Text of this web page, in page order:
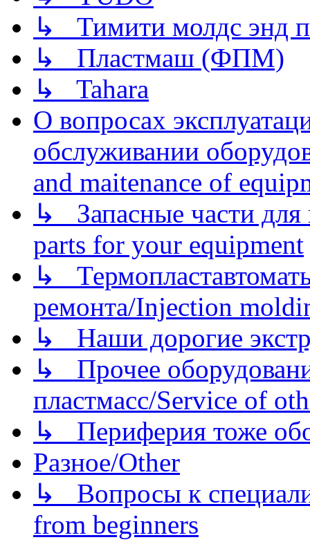
↳ Тимити молдс энд
↳ Пластмаш (ФПМ)
↳ Tahara
О вопросах
обслуживании
and maitenance of
↳ Запасные части для
parts for your equipment
↳
ремонта/Injection
↳ Наши дорогие
↳ Прочее
пластмасс/Service of
↳ Периферия тоже
Разное/Other
↳ Вопросы к
from beginners